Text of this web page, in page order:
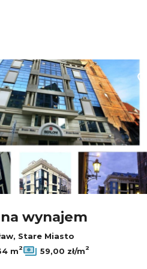
wynajem
Stare Miasto
m2 59,00 zł/m2